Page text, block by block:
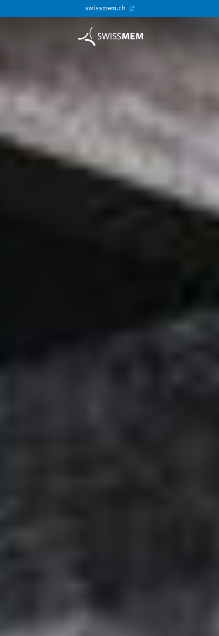
swissmem.ch